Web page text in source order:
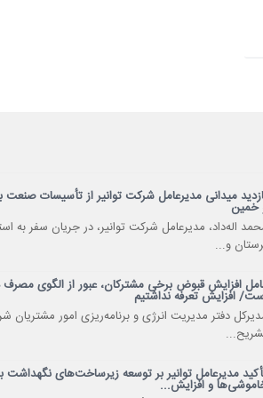
میدانی مدیرعامل شرکت توانیر از تأسیسات صنعت
خمین
اله‌داد، مدیرعامل شرکت توانیر، در جریان سفر به
و...
افزایش قبوض برخی مشترکان، عبور از الگوی مصرف
افزایش تعرفه نداشتیم
دفتر مدیریت انرژی و برنامه‌ریزی امور مشتریان
مدیرعامل توانیر بر توسعه زیرساخت‌های
و افزایش...